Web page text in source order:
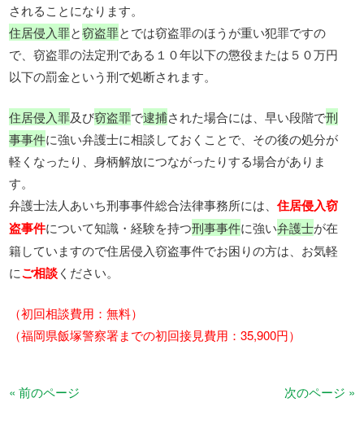
されることになります。
住居侵入罪と窃盗罪とでは窃盗罪のほうが重い犯罪ですの
で、窃盗罪の法定刑である１０年以下の懲役または５０万円
以下の罰金という刑で処断されます。
住居侵入罪及び窃盗罪で逮捕された場合には、早い段階で刑
事事件に強い弁護士に相談しておくことで、その後の処分が
軽くなったり、身柄解放につながったりする場合がありま
す。
弁護士法人あいち刑事事件総合法律事務所には、住居侵入窃
盗事件について知識・経験を持つ刑事事件に強い弁護士が在
籍していますので住居侵入窃盗事件でお困りの方は、お気軽
にご相談ください。
（初回相談費用：無料）
（福岡県飯塚警察署までの初回接見費用：35,900円）
« 前のページ 次のページ »